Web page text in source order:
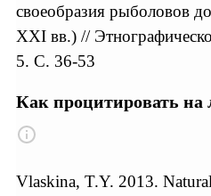
своеобразия рыболовов
XXI вв.) //
5. С. 36-53
Как процитировать на
Vlaskina, T.Y. 2013.